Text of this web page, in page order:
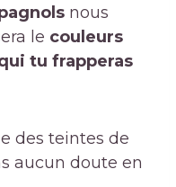
nous
le couleurs
tu frapperas
des teintes de
aucun doute en